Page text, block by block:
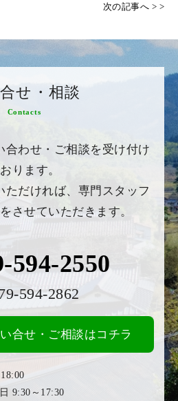
次の記事へ > >
せ・相談
Contacts
合わせ・ご相談を受け付け
ります。
ただければ、専門スタッフ
させていただきます。
594-2550
594-2862
合せ・ご相談はコチラ
9:30～17:30